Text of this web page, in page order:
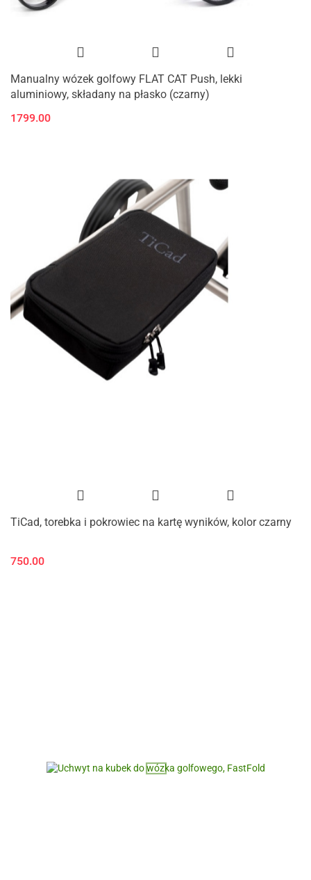
Manualny wózek golfowy FLAT CAT Push, lekki
aluminiowy, składany na płasko (czarny)
1799.00
TiCad, torebka i pokrowiec na kartę wyników, kolor czarny
750.00